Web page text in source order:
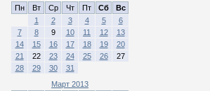
Пн
Вт Ср Чт Пт Сб
Вс
1
2 3 4 5
6
7
8 9 10 11 12
13
14
15 16 17 18 19
20
21
22 23 24 25 26
27
28
29 30
31
Март 2013